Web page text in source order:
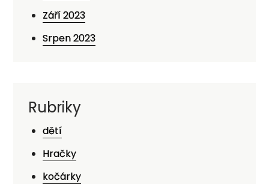
Září 2023
Srpen 2023
Rubriky
dětí
Hračky
kočárky